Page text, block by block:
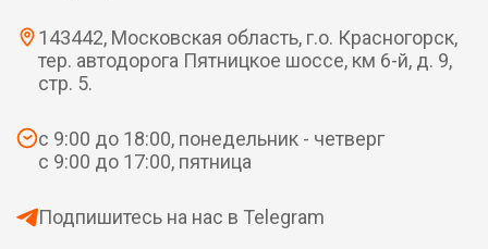
143442, Московская область, г.о. Красногорск,
тер. автодорога Пятницкое шоссе, км 6-й, д. 9,
стр. 5.
с 9:00 до 18:00, понедельник - четверг
с 9:00 до 17:00, пятница
Подпишитесь на нас в Telegram